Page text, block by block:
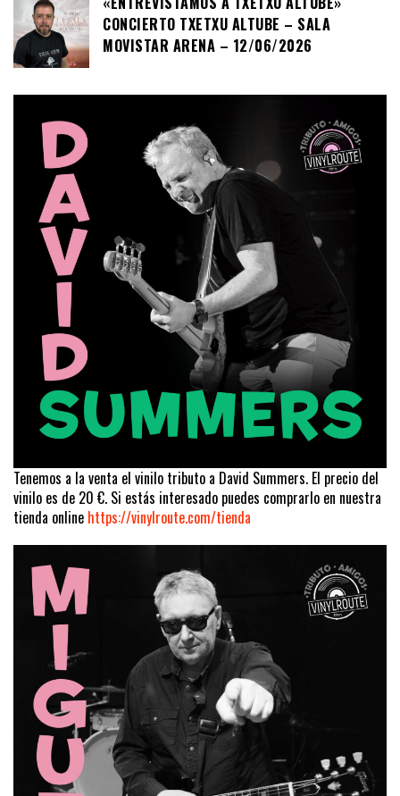
CONCIERTO TXETXU ALTUBE – SALA
MOVISTAR ARENA – 12/06/2026
Tenemos a la venta el vinilo tributo a David Summers. El precio del
vinilo es de 20 €. Si estás interesado puedes comprarlo en nuestra
tienda online https://vinylroute.com/tienda